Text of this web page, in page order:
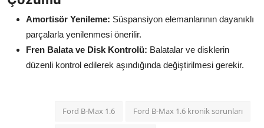
Amortisör Yenileme: Süspansiyon elemanlarının dayanıklı
parçalarla yenilenmesi önerilir.
Fren Balata ve Disk Kontrolü: Balatalar ve disklerin
düzenli kontrol edilerek aşındığında değiştirilmesi gerekir.
Ford B-Max 1.6 Ford B-Max 1.6 kronik sorunları